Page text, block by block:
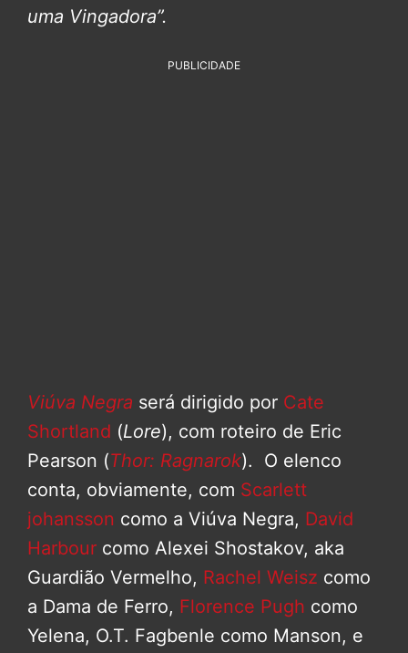
uma Vingadora”.
PUBLICIDADE
Viúva Negra será dirigido por Cate
Shortland (Lore), com roteiro de Eric
Pearson (Thor: Ragnarok). O elenco
conta, obviamente, com Scarlett
johansson como a Viúva Negra, David
Harbour como Alexei Shostakov, aka
Guardião Vermelho, Rachel Weisz como
a Dama de Ferro, Florence Pugh como
Yelena, O.T. Fagbenle como Manson, e